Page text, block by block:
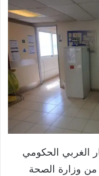
الغربي الحكومي
من وزارة الصحة